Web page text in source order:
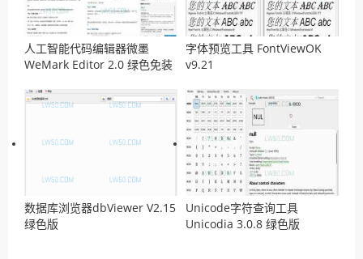
人工智能代码编辑器微墨
WeMark Editor 2.0 绿色免装
字体预览工具 FontViewOK
v9.21
数据库浏览器dbViewer V2.15
绿色版
Unicode字符查询工具
Unicodia 3.0.8 绿色版